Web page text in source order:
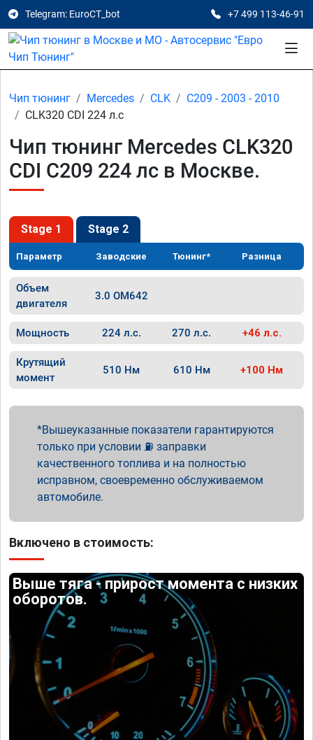
Telegram: EuroCT_bot +7 499 113-46-91
Чип тюнинг Mercedes CLK
C209 - 2003 - 2010
CLK320 CDI 224 л.с
Чип тюнинг Mercedes CLK320
CDI C209 224 лс в Москве.
Stage 1 Stage 2
Параметр Заводские Тюнинг* Разница
Объем
двигателя
3.0 OM642
Мощность 224 л.с. 270 л.с. +46 л.с.
Крутящий
момент
510 Нм 610 Нм +100 Нм
Вышеуказанные показатели гарантируются
только при условии ⛽ заправки
качественного топлива и на полностью
исправном, своевременно обслуживаемом
автомобиле.
Включено в стоимость:
Выше тяга - прирост момента с низких
оборотов.